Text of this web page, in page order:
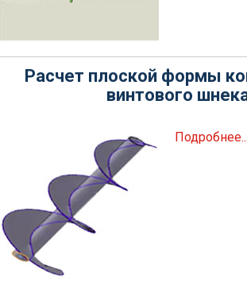
Расчет плоской формы
винтового
Подробнее...